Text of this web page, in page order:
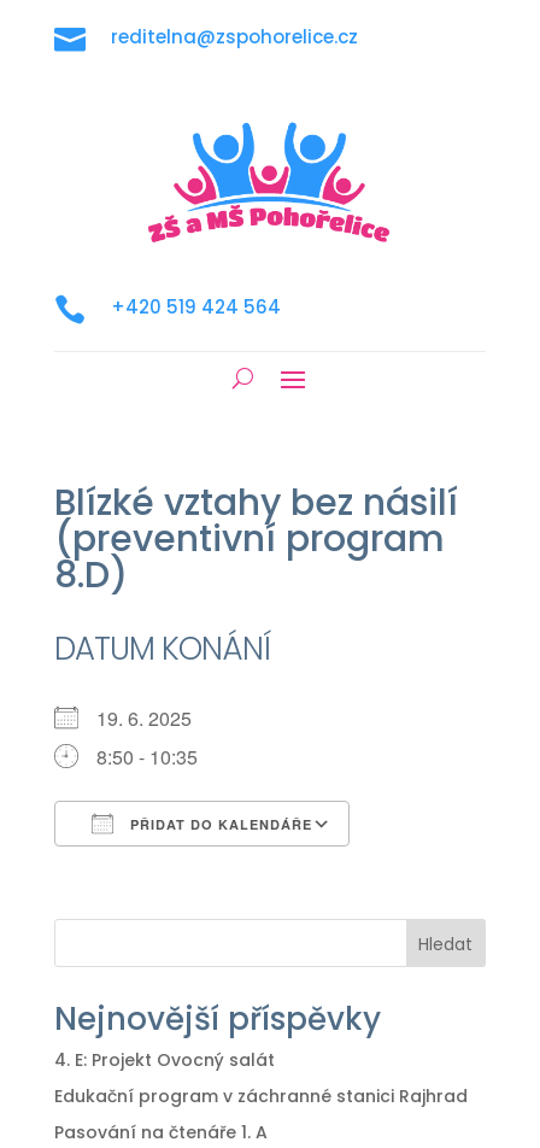
 reditelna@zspohorelice.cz
 +420 519 424 564
Blízké vztahy bez násilí
(preventivní program
8.D)
DATUM KONÁNÍ
19. 6. 2025
8:50 - 10:35
PŘIDAT DO KALENDÁŘE
Hledat
Nejnovější příspěvky
4. E: Projekt Ovocný salát
Edukační program v záchranné stanici Rajhrad
Pasování na čtenáře 1. A